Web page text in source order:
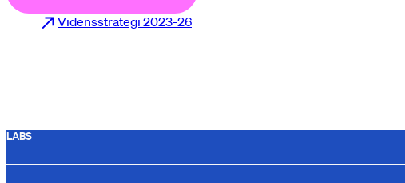
en forsker Find en forsker
Vidensstrategi 2023-26
LABS